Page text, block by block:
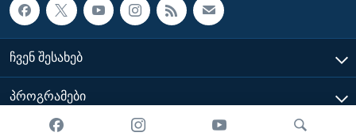
ᲩᲕᲔᲜ ᲨᲔᲡᲐᲮᲔᲑ
ᲞᲠᲝᲒᲠᲐᲛᲔᲑᲘ